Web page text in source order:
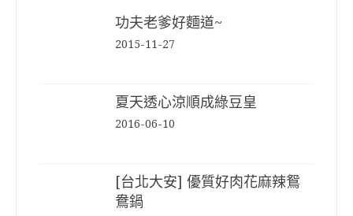
功夫老爹好麵道~
2015-11-27
夏天透心涼順成綠豆皇
2016-06-10
[台北大安] 優質好肉花麻辣鴛
鴦鍋